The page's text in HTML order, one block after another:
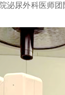
泌尿外科医师